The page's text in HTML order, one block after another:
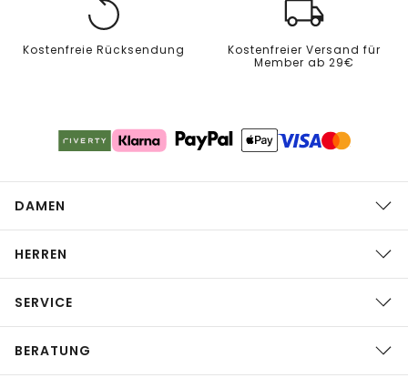
Kostenfreie Rücksendung
Kostenfreier Versand für
Member ab 29€
DAMEN
HERREN
SERVICE
BERATUNG